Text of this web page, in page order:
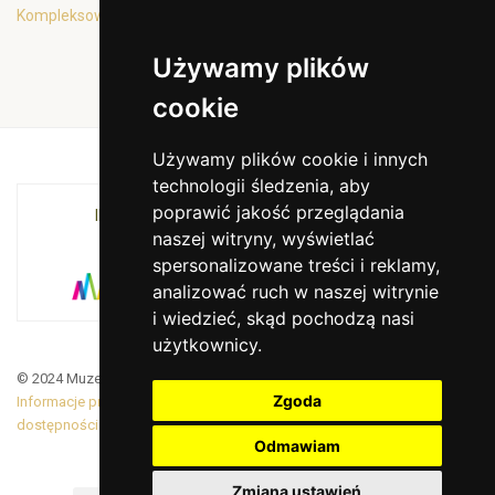
Używamy plików
cookie
Używamy plików cookie i innych
technologii śledzenia, aby
poprawić jakość przeglądania
naszej witryny, wyświetlać
spersonalizowane treści i reklamy,
analizować ruch w naszej witrynie
i wiedzieć, skąd pochodzą nasi
użytkownicy.
Zgoda
Odmawiam
Zmiana ustawień
Kompleksowa oferta edukacyjna
INSTYTUCJA KULTURY MIASTA KRAKOWA I
WOJEWÓDZTWA MAŁOPOLSKIEGO
© 2024 Muzeum Armii Krajowej. Translated by Google Translate
Informacje prawne
Zamówienia publiczne|
dostępności